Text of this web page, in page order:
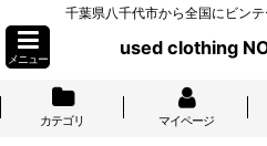
千葉県八千代市から全国にビン
メニュー
used clothing
カテゴリ マイページ